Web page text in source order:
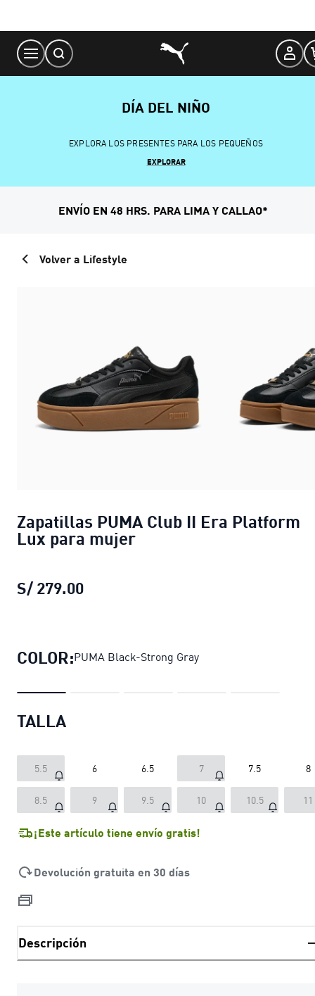
Content
DÍA DEL NIÑO
EXPLORA LOS PRESENTES PARA LOS PEQUEÑOS
EXPLORAR
ENVÍO EN 48 HRS. PARA LIMA Y CALLAO*
Volver a Lifestyle
Zapatillas PUMA Club II Era Platform
Lux para mujer
S/ 279.00
COLOR:PUMA Black-Strong Gray
TALLA
5.5 6 6.5 7 7.5 8
8.5 9 9.5 10 10.5 11
¡Este artículo tiene envío gratis!
Devolución gratuita en 30 días
Descripción